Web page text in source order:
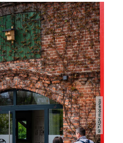
©
TASH mocanox